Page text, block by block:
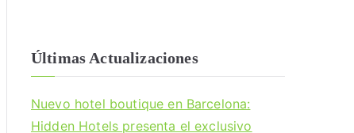
Últimas Actualizaciones
Nuevo hotel boutique en Barcelona:
Hidden Hotels presenta el exclusivo